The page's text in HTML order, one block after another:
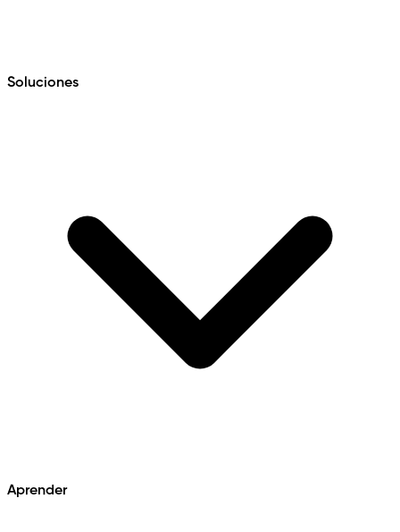
Soluciones
Aprender